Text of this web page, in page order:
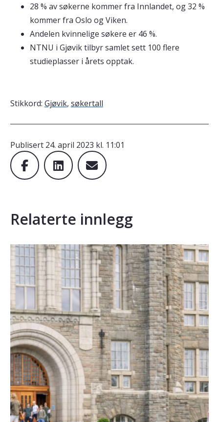
28 % av søkerne kommer fra Innlandet, og 32 %
kommer fra Oslo og Viken.
Andelen kvinnelige søkere er 46 %.
NTNU i Gjøvik tilbyr samlet sett 100 flere
studieplasser i årets opptak.
Stikkord: Gjøvik, søkertall
Publisert 24. april 2023 kl. 11:01
Relaterte innlegg